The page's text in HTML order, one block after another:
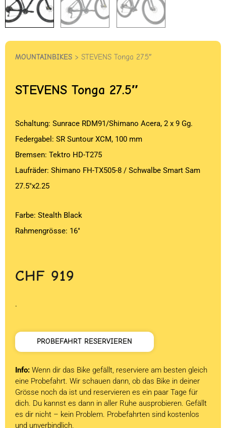
MOUNTAINBIKES > STEVENS Tonga 27.5″
STEVENS Tonga 27.5″
Schaltung: Sunrace RDM91/Shimano Acera, 2 x 9 Gg.
Federgabel: SR Suntour XCM, 100 mm
Bremsen: Tektro HD-T275
Laufräder: Shimano FH-TX505-8 / Schwalbe Smart Sam
27.5″x2.25
Farbe: Stealth Black
Rahmengrösse: 16″
CHF 919
.
PROBEFAHRT RESERVIEREN
Info: Wenn dir das Bike gefällt, reserviere am besten gleich
eine Probefahrt. Wir schauen dann, ob das Bike in deiner
Grösse noch da ist und reservieren es ein paar Tage für
dich. Du kannst es dann in aller Ruhe ausprobieren. Gefällt
es dir nicht – kein Problem. Probefahrten sind kostenlos
und unverbindlich.